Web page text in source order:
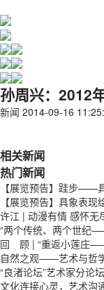
孙周兴：2012
新闻 2014-09-16
相关新闻
热门新闻
【展览预告】跬步——
【展览预告】具象表现
许江 | 动漫有情 感怀无
“两个传统、两个世纪
回 顾 | “重返小莲庄
自然之观——艺术与哲
“良渚论坛”艺术家分论
文化连接心灵，艺术